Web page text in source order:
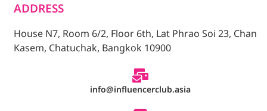
ADDRESS
House N7, Room 6/2, Floor 6th, Lat Phrao Soi 23, Chan
Kasem, Chatuchak, Bangkok 10900
info@influencerclub.asia